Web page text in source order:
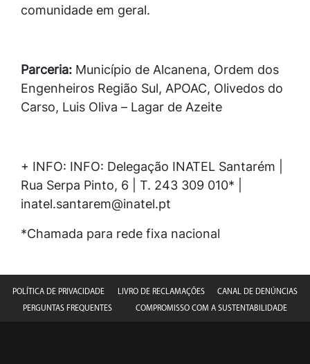
comunidade em geral.
Parceria: Município de Alcanena, Ordem dos
Engenheiros Região Sul, APOAC, Olivedos do
Carso, Luis Oliva – Lagar de Azeite
+ INFO: INFO: Delegação INATEL Santarém |
Rua Serpa Pinto, 6 | T. 243 309 010* |
inatel.santarem@inatel.pt
*Chamada para rede fixa nacional
POLÍTICA DE PRIVACIDADE LIVRO DE RECLAMAÇÕES
CANAL DE DENÚNCIAS
PERGUNTAS FREQUENTES
COMPROMISSO COM A SUSTENTABILIDADE